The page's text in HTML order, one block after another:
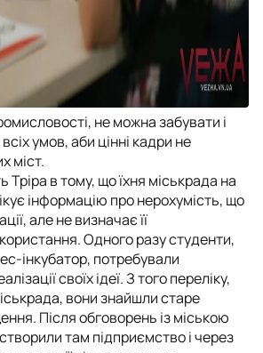
не можна забувати і
умов, аби цінні кадри не
міст.
Тріра в тому, що їхня міськрада на
інформацію про нерохумість, що
але не визначає її
Одного разу студенти,
інкубатор, потребували
своїх ідеї. З того переліку,
вони знайшли старе
Після обговорень із міською
там підприємство і через